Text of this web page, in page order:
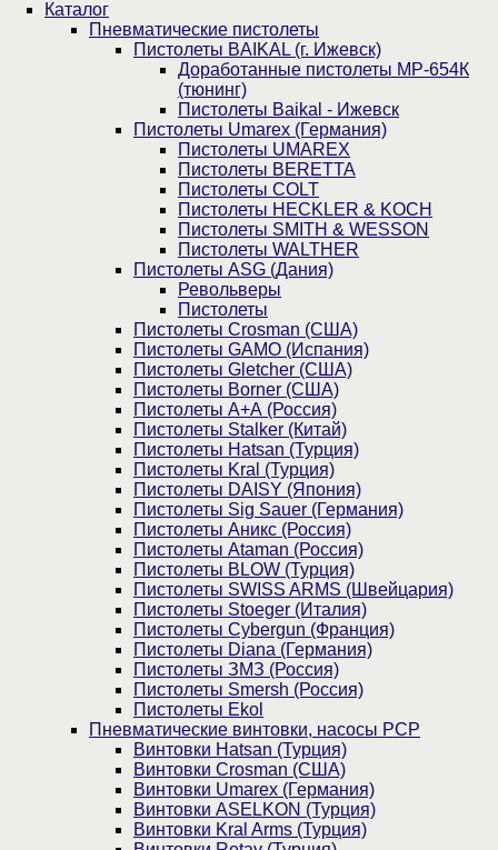
Каталог
Пнев­ма­ти­чес­кие пистолеты
Пистолеты BAIKAL (г. Ижевск)
Доработанные пистолеты МР-654К
(тюнинг)
Пистолеты Baikal - Ижевск
Пистолеты Umarex (Германия)
Пистолеты UMAREX
Пистолеты BERETTA
Пистолеты COLT
Пистолеты HECKLER & KOCH
Пистолеты SMITH & WESSON
Пистолеты WALTHER
Пистолеты ASG (Дания)
Револьверы
Пистолеты
Пистолеты Crosman (США)
Пистолеты GAMO (Испания)
Пистолеты Gletcher (США)
Пистолеты Borner (США)
Пистолеты А+А (Россия)
Пистолеты Stalker (Китай)
Пистолеты Hatsan (Турция)
Пистолеты Kral (Турция)
Пистолеты DAISY (Япония)
Пистолеты Sig Sauer (Германия)
Пистолеты Аникс (Россия)
Пистолеты Ataman (Россия)
Пистолеты BLOW (Турция)
Пистолеты SWISS ARMS (Швейцария)
Пистолеты Stoeger (Италия)
Пистолеты Cybergun (Франция)
Пистолеты Diana (Германия)
Пистолеты ЗМЗ (Россия)
Пистолеты Smersh (Россия)
Пистолеты Ekol
Пневматические винтовки, насосы PCP
Винтовки Hatsan (Турция)
Винтовки Crosman (США)
Винтовки Umarex (Германия)
Винтовки ASELKON (Турция)
Винтовки Kral Arms (Турция)